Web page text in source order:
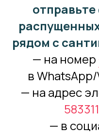
рядом с
— на номер
в
— на адрес
— в